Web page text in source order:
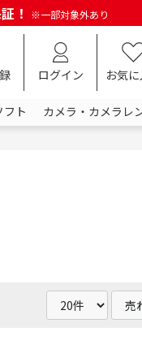
！ ※一部対象外あり
ログイン お気に
ト
カメラ・カメラレ